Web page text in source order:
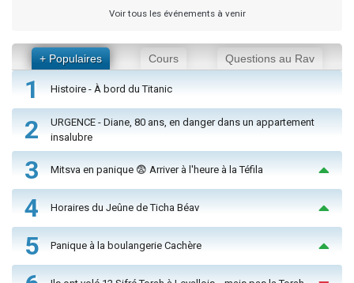
Voir tous les événements à venir
+ Populaires Cours Questions au Rav
1 Histoire - À bord du Titanic
2
URGENCE - Diane, 80 ans, en danger dans un appartement
insalubre
3 Mitsva en panique 😨 Arriver à l'heure à la Téfila
4 Horaires du Jeûne de Ticha Béav
5 Panique à la boulangerie Cachère